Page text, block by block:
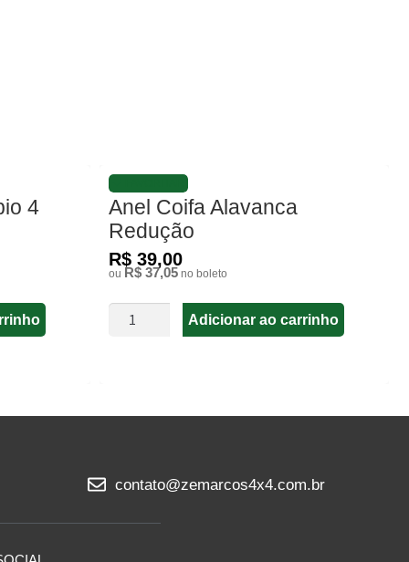
4
Anel Coifa Alavanca
Redução
R$ 39,00
ou R$ 37,05no boleto
Adicionar ao carrinho
contato@zemarcos4x4.com.br